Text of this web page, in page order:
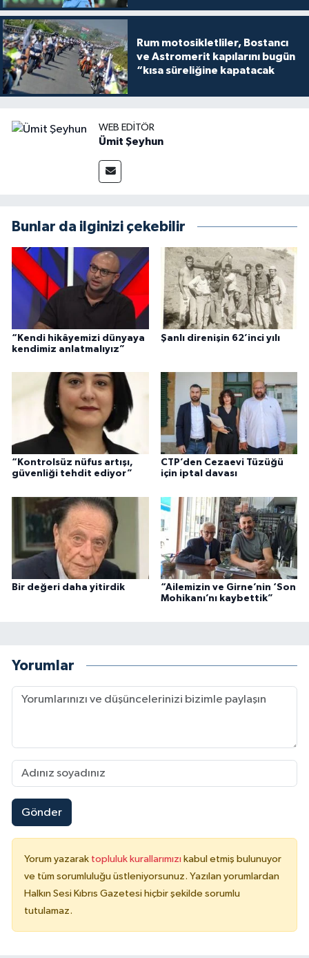
Rum motosikletliler, Bostancı
ve Astromerit kapılarını bugün
“kısa süreliğine kapatacak
WEB EDITÖR
Ümit Şeyhun
Bunlar da ilginizi çekebilir
“Kendi hikâyemizi dünyaya
kendimiz anlatmalıyız”
Şanlı direnişin 62’inci yılı
“Kontrolsüz nüfus artışı,
güvenliği tehdit ediyor”
CTP’den Cezaevi Tüzüğü
için iptal davası
Bir değeri daha yitirdik
“Ailemizin ve Girne’nin ‘Son
Mohikanı’nı kaybettik”
Yorumlar
Gönder
Yorum yazarak topluluk kurallarımızı kabul etmiş bulunuyor
ve tüm sorumluluğu üstleniyorsunuz. Yazılan yorumlardan
Halkın Sesi Kıbrıs Gazetesi hiçbir şekilde sorumlu
tutulamaz.